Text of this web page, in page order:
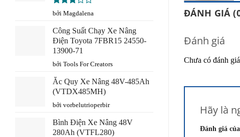
Được
hạng 3
5 sao
bởi Magdalena
Công Suất Chạy Xe Nâng
Điện Toyota 7FBR15 24550-
13900-71
bởi Tools For Creators
Ắc Quy Xe Nâng 48V-485Ah
(VTDX485MH)
bởi vorbelutrioperbir
Bình Điện Xe Nâng 48V
280Ah (VTFL280)
ĐÁNH GIÁ
Đánh giá
Chưa có đánh
Hãy là
Đánh giá